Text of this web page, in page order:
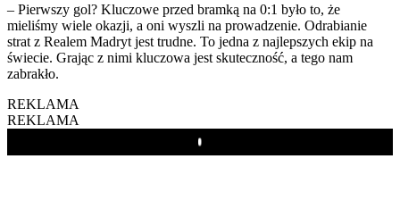
– Pierwszy gol? Kluczowe przed bramką na 0:1 było to, że
mieliśmy wiele okazji, a oni wyszli na prowadzenie. Odrabianie
strat z Realem Madryt jest trudne. To jedna z najlepszych ekip na
świecie. Grając z nimi kluczowa jest skuteczność, a tego nam
zabrakło.
REKLAMA
REKLAMA
Play